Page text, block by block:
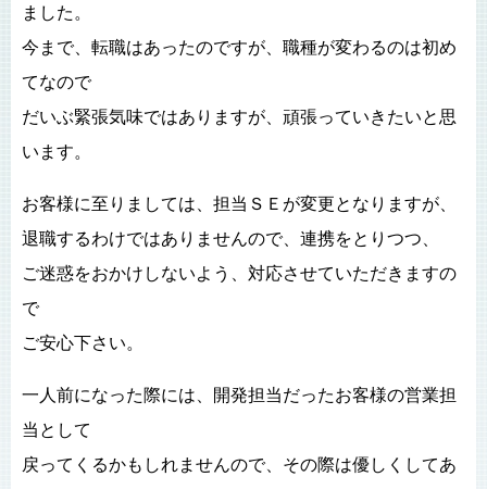
ました。
今まで、転職はあったのですが、職種が変わるのは初め
てなので
だいぶ緊張気味ではありますが、頑張っていきたいと思
います。
お客様に至りましては、担当ＳＥが変更となりますが、
退職するわけではありませんので、連携をとりつつ、
ご迷惑をおかけしないよう、対応させていただきますの
で
ご安心下さい。
一人前になった際には、開発担当だったお客様の営業担
当として
戻ってくるかもしれませんので、その際は優しくしてあ